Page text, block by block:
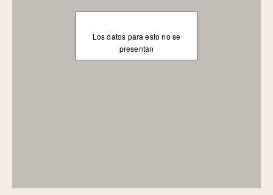
Los datos para esto no se
presentan